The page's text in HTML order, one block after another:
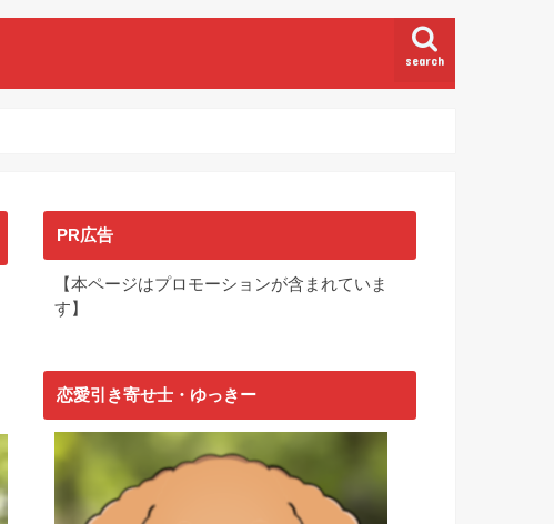
search
PR広告
【本ページはプロモーションが含まれていま
す】
恋愛引き寄せ士・ゆっきー